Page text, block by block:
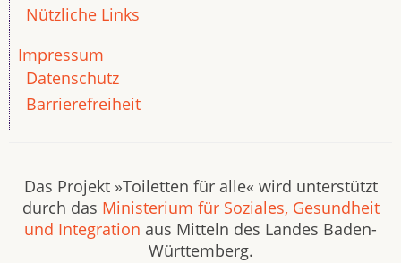
Nützliche Links
Impressum
Datenschutz
Barrierefreiheit
Das Projekt »Toiletten für alle« wird unterstützt
durch das Ministerium für Soziales, Gesundheit
und Integration aus Mitteln des Landes Baden-
Württemberg.